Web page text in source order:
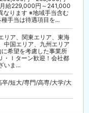
月給229,000円～241,000
なります ※地域手当含む
手当は待遇項目を...
リア、関東エリア、東海
中国エリア、九州エリア
希望を考慮した事業所
・Ｉターン歓迎！会社都
いま...
/短大/専門/高専/大学/大